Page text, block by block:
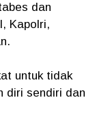
dan
Kapolri,
untuk tidak
diri sendiri dan